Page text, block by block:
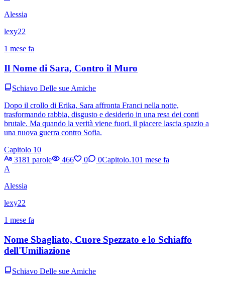
Alessia
lexy22
1 mese fa
Il Nome di Sara, Contro il Muro
Schiavo Delle sue Amiche
Dopo il crollo di Erika, Sara affronta Franci nella notte,
trasformando rabbia, disgusto e desiderio in una resa dei conti
brutale. Ma quando la verità viene fuori, il piacere lascia spazio a
una nuova guerra contro Sofia.
Capitolo 10
3181 parole
466 0 0Capitolo.101 mese fa
A
Alessia
lexy22
1 mese fa
Nome Sbagliato, Cuore Spezzato e lo Schiaffo
dell'Umiliazione
Schiavo Delle sue Amiche